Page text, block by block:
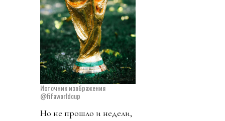
Источник изображения
@fifaworldcup
Но не прошло и недели,